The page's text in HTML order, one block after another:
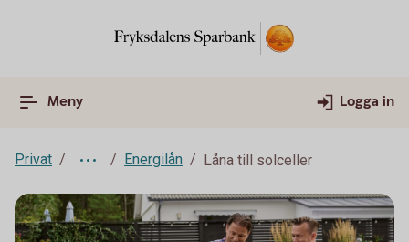
Meny Logga in
Privat Energilån Låna till solceller